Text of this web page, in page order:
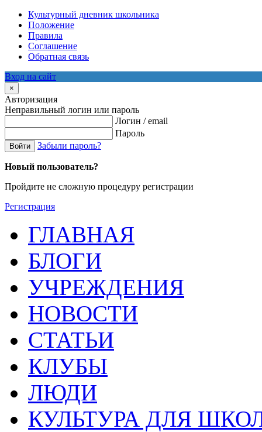
Культурный дневник школьника
Положение
Правила
Соглашение
Обратная связь
Вход на сайт
×
Авторизация
Неправильный логин или пароль
Логин / email
Пароль
Войти Забыли пароль?
Новый пользователь?
Пройдите не сложную процедуру регистрации
Регистрация
ГЛАВНАЯ
БЛОГИ
УЧРЕЖДЕНИЯ
НОВОСТИ
СТАТЬИ
КЛУБЫ
ЛЮДИ
КУЛЬТУРА ДЛЯ